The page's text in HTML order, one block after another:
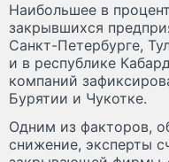
Наибольшее в
закрывшихся
Санкт-Петербурге,
и в республике
компаний
Бурятии и Чукотке.
Одним из факторов,
снижение, эксперты